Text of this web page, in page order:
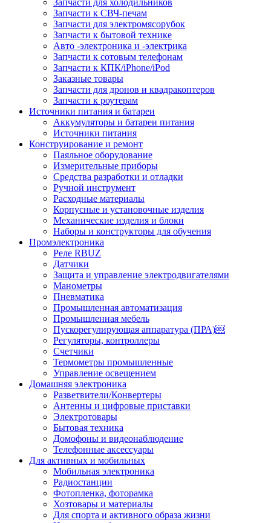
Запчасти для холодильников
Запчасти к СВЧ-печам
Запчасти для электромясорубок
Запчасти к бытовой технике
Авто -электроника и -электрика
Запчасти к сотовым телефонам
Запчасти к КПК/iPhone/iPod
Заказные товары
Запчасти для дронов и квадракоптеров
Запчасти к роутерам
Источники питания и батареи
Аккумуляторы и батареи питания
Источники питания
Конструирование и ремонт
Паяльное оборудование
Измерительные приборы
Средства разработки и отладки
Ручной инструмент
Расходные материалы
Корпусные и установочные изделия
Механические изделия и блоки
Наборы и конструкторы для обучения
Промэлектроника
Реле RBUZ
Датчики
Защита и управление электродвигателями
Манометры
Пневматика
Промышленная автоматизация
Промышленная мебель
Пускорегулирующая аппаратура (ПРА)￼
Регуляторы, контроллеры
Счетчики
Термометры промышленные
Управление освещением
Домашняя электроника
Разветвители/Конвертеры
Антенны и цифровые приставки
Электротовары
Бытовая техника
Домофоны и видеонаблюдение
Телефонные аксессуары
Для активных и мобильных
Мобильная электроника
Радиостанции
Фотопленка, фоторамка
Хозтовары и материалы
Для спорта и активного образа жизни